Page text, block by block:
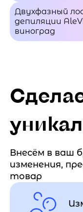
Двухфазный
депиляции
виноград
Внесём в ваш
изменения,
товар